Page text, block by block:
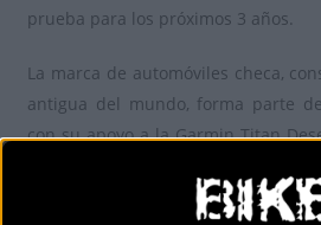
prueba para los próximos 3 años.
La marca de automóviles checa,
antigua del mundo, forma parte
con su apoyo a la Garmin Titan
en otras grandes pruebas como